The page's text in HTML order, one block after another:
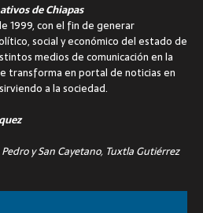
de Chiapas
1999, con el fin de generar
social y económico del estado de
medios de comunicación en la
transforma en portal de noticias en
a la sociedad.
y San Cayetano, Tuxtla Gutiérrez